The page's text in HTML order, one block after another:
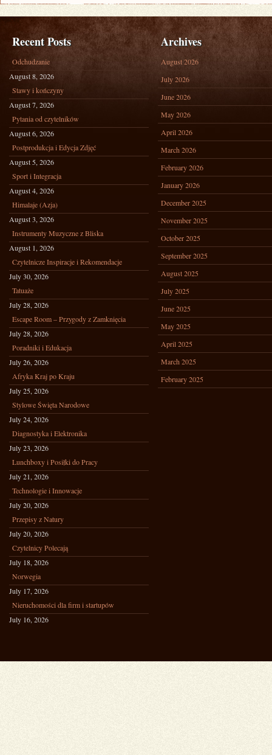
Recent Posts
Odchudzanie
August 8, 2026
Stawy i kończyny
August 7, 2026
Pytania od czytelników
August 6, 2026
Postprodukcja i Edycja Zdjęć
August 5, 2026
Sport i Integracja
August 4, 2026
Himalaje (Azja)
August 3, 2026
Instrumenty Muzyczne z Bliska
August 1, 2026
Czytelnicze Inspiracje i Rekomendacje
July 30, 2026
Tatuaże
July 28, 2026
Escape Room – Przygody z Zamknięcia
July 28, 2026
Poradniki i Edukacja
July 26, 2026
Afryka Kraj po Kraju
July 25, 2026
Stylowe Święta Narodowe
July 24, 2026
Diagnostyka i Elektronika
July 23, 2026
Lunchboxy i Posiłki do Pracy
July 21, 2026
Technologie i Innowacje
July 20, 2026
Przepisy z Natury
July 20, 2026
Czytelnicy Polecają
July 18, 2026
Norwegia
July 17, 2026
Nieruchomości dla firm i startupów
July 16, 2026
Archives
August 2026
July 2026
June 2026
May 2026
April 2026
March 2026
February 2026
January 2026
December 2025
November 2025
October 2025
September 2025
August 2025
July 2025
June 2025
May 2025
April 2025
March 2025
February 2025